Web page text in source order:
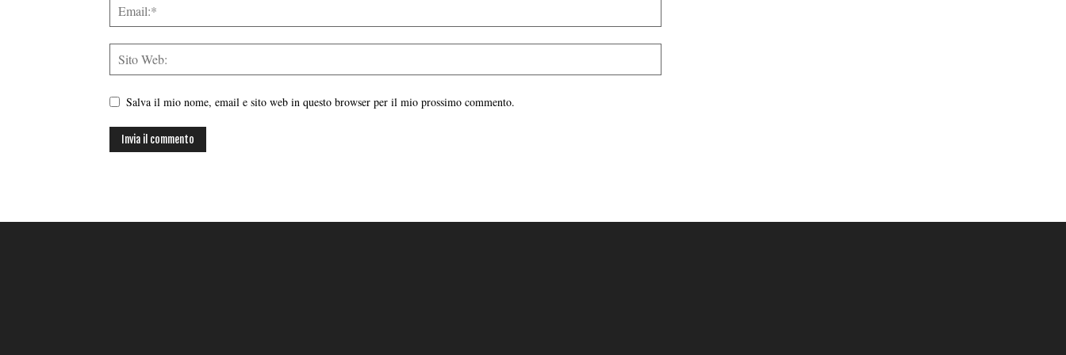
Salva il mio nome, email e sito web in questo browser per il mio prossimo commento.